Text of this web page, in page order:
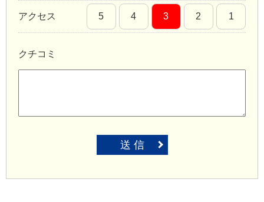
アクセス 5 4 3 2 1
クチコミ
送 信